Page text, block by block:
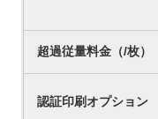
超過従量料金（/枚）
認証印刷オプション